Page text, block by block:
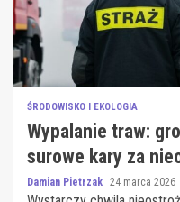
ŚRODOWISKO I EKOLOGIA
Wypalanie traw:
surowe kary za
Damian Pietrzak 24 marca 2026